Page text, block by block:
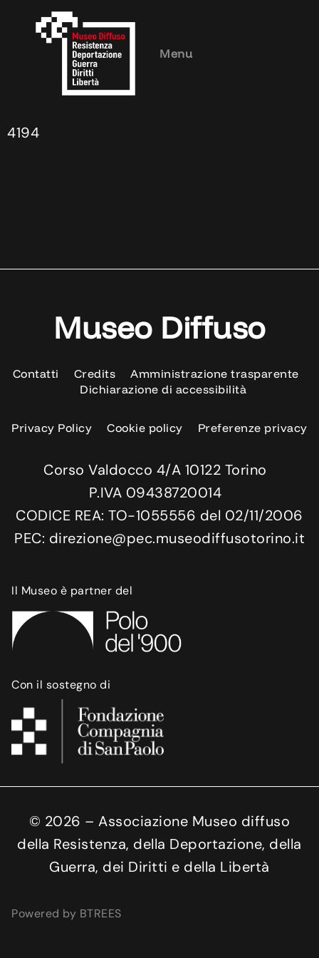
Menu
4194
Museo Diffuso
Contatti Credits
Amministrazione trasparente
Dichiarazione di accessibilità
Privacy Policy Cookie policy Preferenze privacy
Corso Valdocco 4/A 10122 Torino
P.IVA 09438720014
CODICE REA: TO-1055556 del 02/11/2006
PEC: direzione@pec.museodiffusotorino.it
Il Museo è partner del
Con il sostegno di
© 2026 – Associazione Museo diffuso
della Resistenza, della Deportazione, della
Guerra, dei Diritti e della Libertà
Powered by BTREES